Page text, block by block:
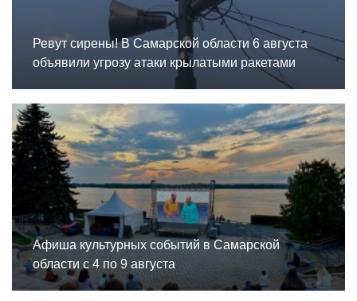
Ревут сирены! В Самарской области 6 августа
объявили угрозу атаки крылатыми ракетами
Афиша культурных событий в Самарской
области с 4 по 9 августа